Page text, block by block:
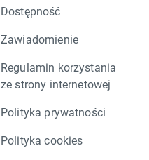
Dostępność
Zawiadomienie
Regulamin korzystania
ze strony internetowej
Polityka prywatności
Polityka cookies